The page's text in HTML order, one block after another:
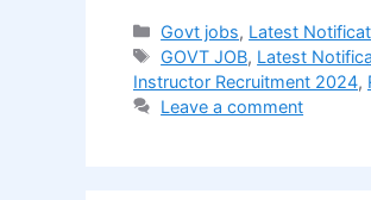
Categories
Govt jobs, Latest
Tags
GOVT JOB, Latest
Instructor Recruitment 2024,
Leave a comment